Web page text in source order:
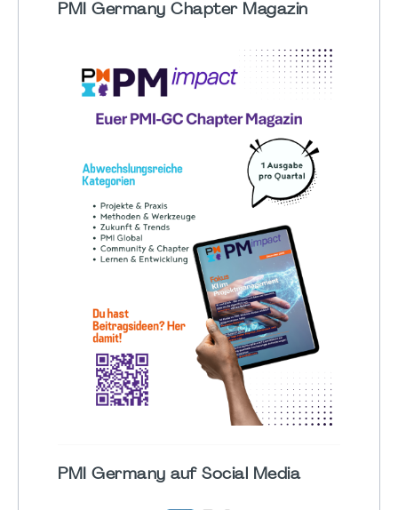
PMI Germany Chapter Magazin
PMI Germany auf Social Media